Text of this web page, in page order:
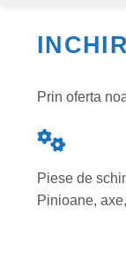
Prin oferta
Piese de
Pinioane,